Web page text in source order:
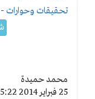
تحقيقات وحوارات -
محمد حميدة
25 فبراير 2014 05:22 م